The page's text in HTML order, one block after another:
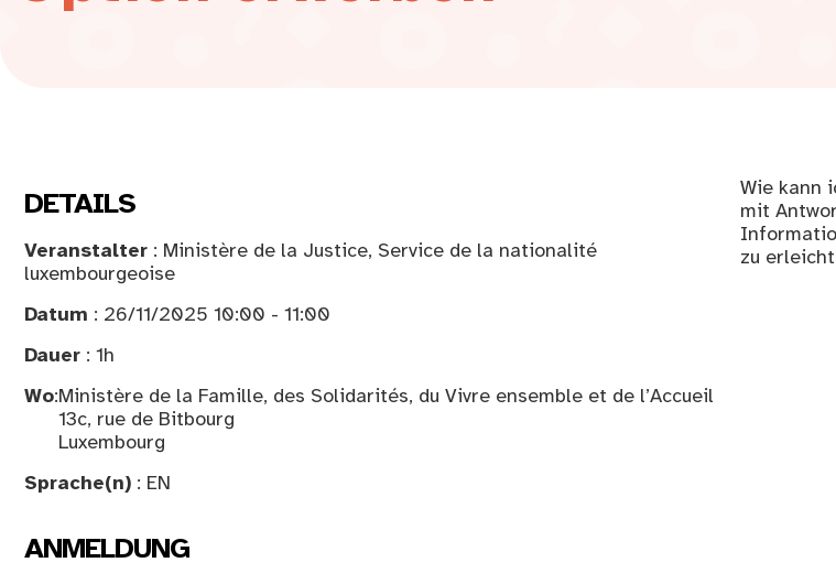
DETAILS
Veranstalter : Ministère de la Justice, Service de la nationalité
luxembourgeoise
Datum : 26/11/2025 10:00 - 11:00
Dauer : 1h
Wo:Ministère de la Famille, des Solidarités, du Vivre ensemble et de l’Accueil
13c, rue de Bitbourg
Luxembourg
Sprache(n) : EN
ANMELDUNG
Wie kann
mit
zu